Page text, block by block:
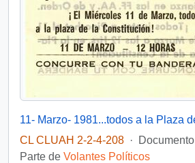
CL CLUAH 2-2-4-208 ·
Documento
Parte de Volantes Políticos